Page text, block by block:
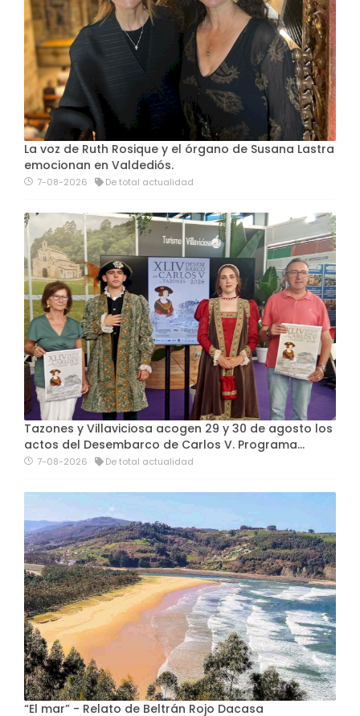
La voz de Ruth Rosique y el órgano de Susana Lastra
emocionan en Valdediós.
7-08-2026 De total actualidad
Tazones y Villaviciosa acogen 29 y 30 de agosto los
actos del Desembarco de Carlos V. Programa…
7-08-2026 De total actualidad
“El mar” - Relato de Beltrán Rojo Dacasa